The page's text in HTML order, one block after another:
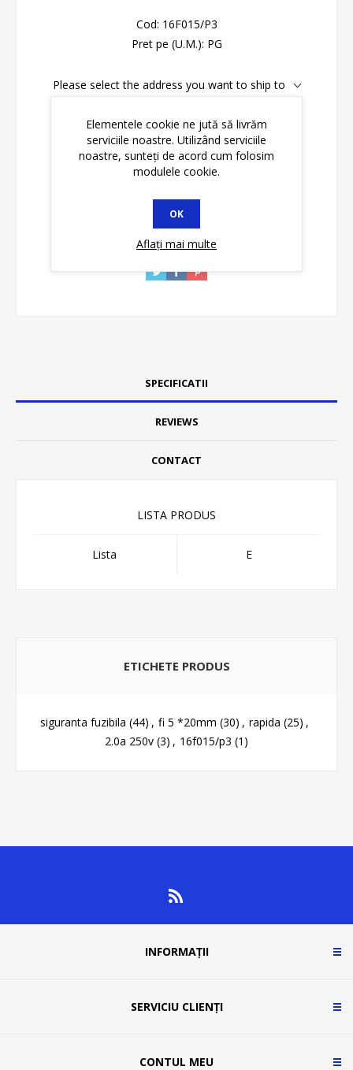
Cod: 16F015/P3
Pret pe (U.M.): PG
Please select the address you want to ship to
Disponibilitate: În stoc
ADAUGĂ ȊN COŞ
SPECIFICATII
REVIEWS
CONTACT
LISTA PRODUS
Lista E
ETICHETE PRODUS
siguranta fuzibila (44) , fi 5 *20mm (30) , rapida (25) ,
2.0a 250v (3) , 16f015/p3 (1)
INFORMAȚII
SERVICIU CLIENȚI
CONTUL MEU
Elementele cookie ne jută să livrăm
serviciile noastre. Utilizând serviciile
noastre, sunteți de acord cum folosim
modulele cookie.
OK
Aflați mai multe